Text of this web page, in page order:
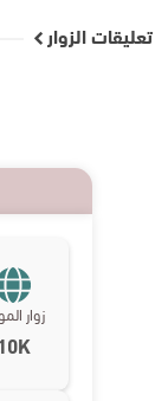
تعليقات الزوار
زوار
10K